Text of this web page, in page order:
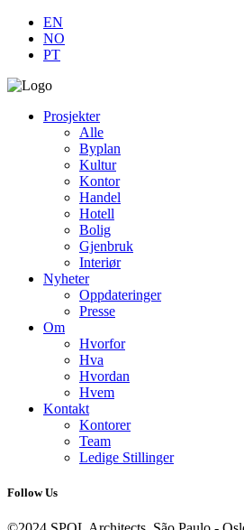
EN
NO
PT
Prosjekter
Alle
Byplan
Kultur
Kontor
Handel
Hotell
Bolig
Gjenbruk
Interiør
Nyheter
Oppdateringer
Presse
Om
Hvorfor
Hva
Hvordan
Hvem
Kontakt
Kontorer
Team
Ledige Stillinger
Follow Us